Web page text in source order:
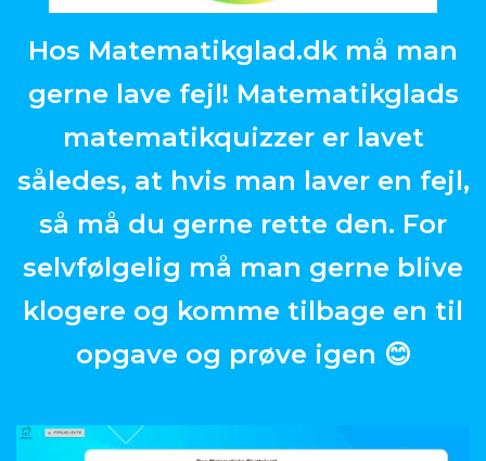
Hos Matematikglad.dk må man
gerne lave fejl! Matematikglads
matematikquizzer er lavet
således, at hvis man laver en fejl,
så må du gerne rette den. For
selvfølgelig må man gerne blive
klogere og komme tilbage en til
opgave og prøve igen 😊